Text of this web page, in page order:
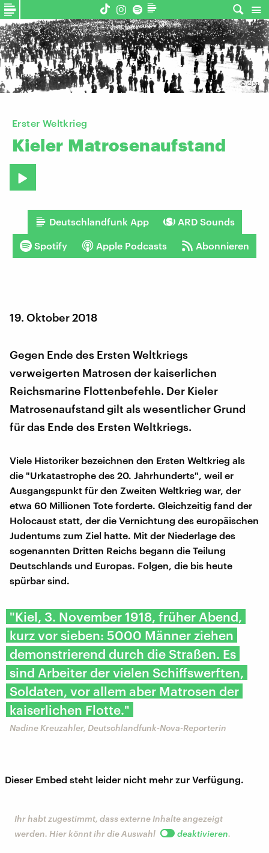
©dpa
Erster Weltkrieg
Kieler Matrosenaufstand
Deutschlandfunk App ARD Sounds
Spotify Apple Podcasts Abonnieren
19. Oktober 2018
Gegen Ende des Ersten Weltkriegs
verweigerten Matrosen der kaiserlichen
Reichsmarine Flottenbefehle. Der Kieler
Matrosenaufstand gilt als wesentlicher Grund
für das Ende des Ersten Weltkriegs.
Viele Historiker bezeichnen den Ersten Weltkrieg als
die "Urkatastrophe des 20. Jahrhunderts", weil er
Ausgangspunkt für den Zweiten Weltkrieg war, der
etwa 60 Millionen Tote forderte. Gleichzeitig fand der
Holocaust statt, der die Vernichtung des europäischen
Judentums zum Ziel hatte. Mit der Niederlage des
sogenannten Dritten Reichs begann die Teilung
Deutschlands und Europas. Folgen, die bis heute
spürbar sind.
"Kiel, 3. November 1918, früher Abend,
kurz vor sieben: 5000 Männer ziehen
demonstrierend durch die Straßen. Es
sind Arbeiter der vielen Schiffswerften,
Soldaten, vor allem aber Matrosen der
kaiserlichen Flotte."
Nadine Kreuzahler, Deutschlandfunk-Nova-Reporterin
Dieser Embed steht leider nicht mehr zur Verfügung.
Ihr habt zugestimmt, dass externe Inhalte angezeigt
werden. Hier könnt ihr die Auswahl
deaktivieren.